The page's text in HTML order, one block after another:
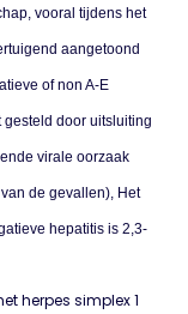
vooral tijdens het
aangetoond
of non A-E
door uitsluiting
virale oorzaak
de gevallen), Het
hepatitis is 2,3-
herpes simplex 1